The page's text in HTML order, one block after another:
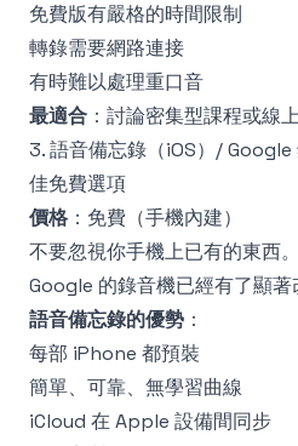
免費版有嚴格的時間限制
轉錄需要網路連接
有時難以處理重口音
最適合 ：討論密集型課程或線
3. 語音備忘錄（iOS）/
佳免費選項
價格 ：免費（手機內建）
不要忽視你手機上已有的東西
Google 的錄音機已經有了顯著
語音備忘錄的優勢 ：
每部 iPhone 都預裝
簡單、可靠、無學習曲線
iCloud 在 Apple 設備間同步